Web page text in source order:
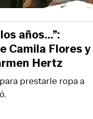
prestarle ropa a
años...”:
Camila Flores y
Hertz